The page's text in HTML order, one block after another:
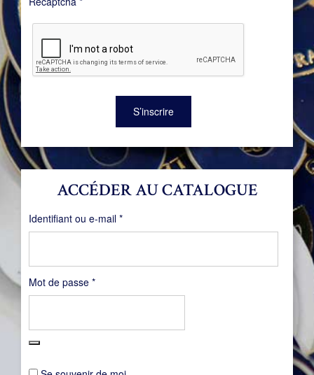
ACCÉDER AU CATALOGUE
Identifiant ou e-mail *Obligatoire
Mot de passe *Obligatoire
S’inscrire